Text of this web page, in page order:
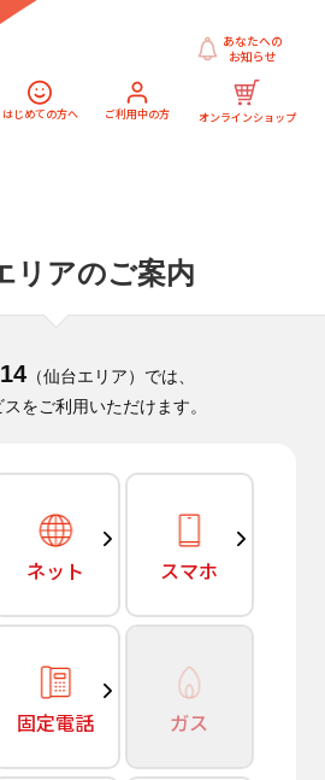
はじめての方へ ご利用中の方 オンラインショップ
あなたへの
お知らせ
リアのご案内
（仙台エリア）では、
をご利用いただけます。
ネット スマホ
固定電話 ガス